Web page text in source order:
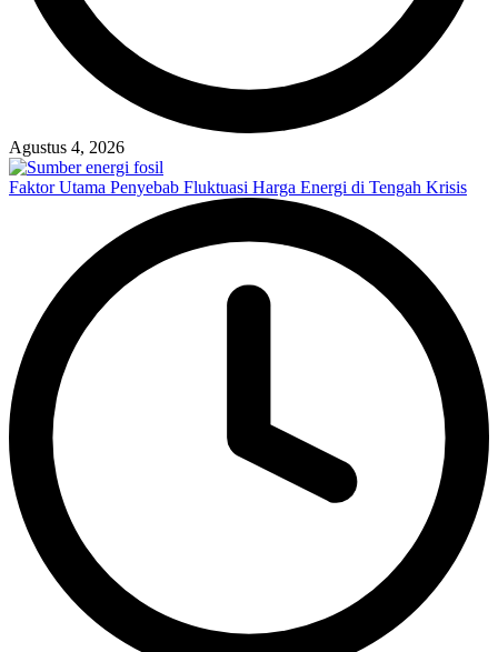
Agustus 4, 2026
Faktor Utama Penyebab Fluktuasi Harga Energi di Tengah Krisis